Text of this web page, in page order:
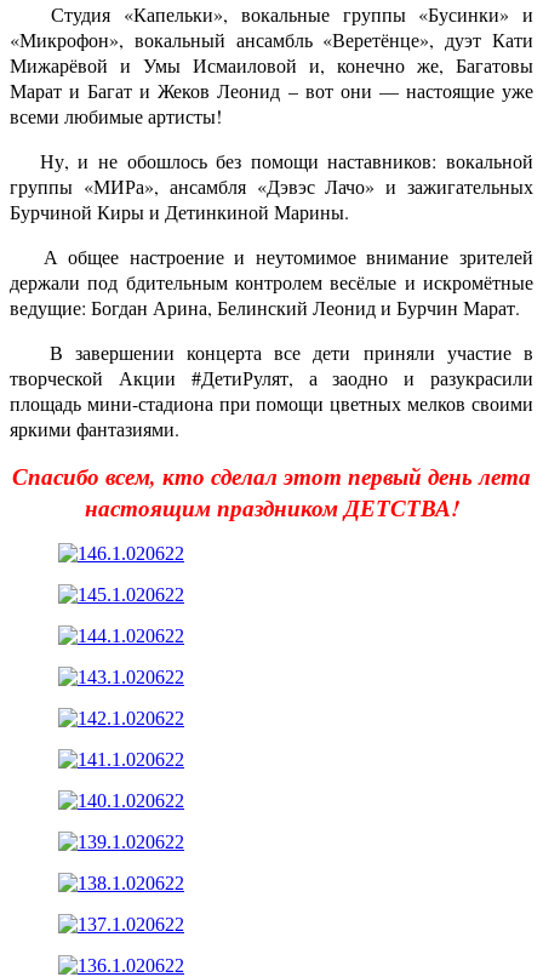
Студия «Капельки», вокальные группы «Бусинки» и
«Микрофон», вокальный ансамбль «Веретёнце», дуэт Кати
Мижарёвой и Умы Исмаиловой и, конечно же, Багатовы
Марат и Багат и Жеков Леонид – вот они — настоящие уже
всеми любимые артисты!
Ну, и не обошлось без помощи наставников: вокальной
группы «МИРа», ансамбля «Дэвэс Лачо» и зажигательных
Бурчиной Киры и Детинкиной Марины.
А общее настроение и неутомимое внимание зрителей
держали под бдительным контролем весёлые и искромётные
ведущие: Богдан Арина, Белинский Леонид и Бурчин Марат.
В завершении концерта все дети приняли участие в
творческой Акции #ДетиРулят, а заодно и разукрасили
площадь мини-стадиона при помощи цветных мелков своими
яркими фантазиями.
Спасибо всем, кто сделал этот первый день лета
настоящим праздником ДЕТСТВА!